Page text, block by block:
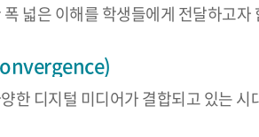
넓은 이해를 학생들에게 전달하고자
한 디지털 미디어가 결합되고 있는